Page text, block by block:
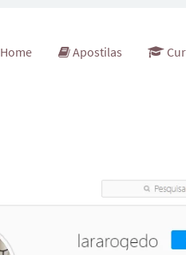
para o conteúdo
Home Apostilas